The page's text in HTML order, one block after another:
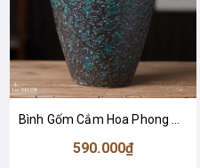
590.000₫